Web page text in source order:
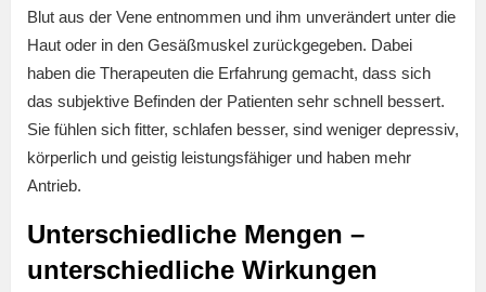
Blut aus der Vene entnommen und ihm unverändert unter die
Haut oder in den Gesäßmuskel zurückgegeben. Dabei
haben die Therapeuten die Erfahrung gemacht, dass sich
das subjektive Befinden der Patienten sehr schnell bessert.
Sie fühlen sich fitter, schlafen besser, sind weniger depressiv,
körperlich und geistig leistungsfähiger und haben mehr
Antrieb.
Unterschiedliche Mengen –
unterschiedliche Wirkungen